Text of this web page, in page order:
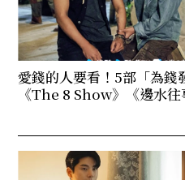
愛錢的人要看！5部「為錢
《The 8 Show》《邊水